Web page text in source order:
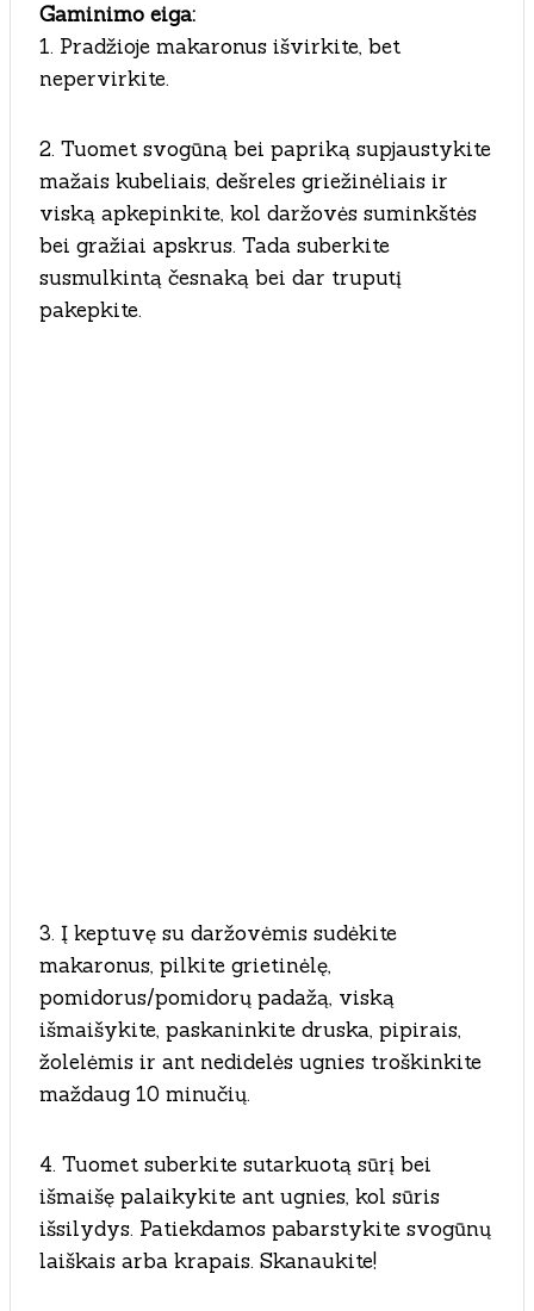
Gaminimo eiga:
1. Pradžioje makaronus išvirkite, bet
nepervirkite.
2. Tuomet svogūną bei papriką supjaustykite
mažais kubeliais, dešreles griežinėliais ir
viską apkepinkite, kol daržovės suminkštės
bei gražiai apskrus. Tada suberkite
susmulkintą česnaką bei dar truputį
pakepkite.
3. Į keptuvę su daržovėmis sudėkite
makaronus, pilkite grietinėlę,
pomidorus/pomidorų padažą, viską
išmaišykite, paskaninkite druska, pipirais,
žolelėmis ir ant nedidelės ugnies troškinkite
maždaug 10 minučių.
4. Tuomet suberkite sutarkuotą sūrį bei
išmaišę palaikykite ant ugnies, kol sūris
išsilydys. Patiekdamos pabarstykite svogūnų
laiškais arba krapais. Skanaukite!